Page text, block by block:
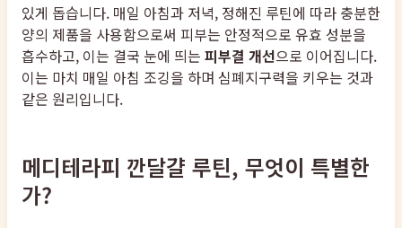
있게 돕습니다. 매일 아침과 저녁, 정해진 루틴에 따라 충분한
양의 제품을 사용함으로써 피부는 안정적으로 유효 성분을
흡수하고, 이는 결국 눈에 띄는 피부결 개선으로 이어집니다.
이는 마치 매일 아침 조깅을 하며 심폐지구력을 키우는 것과
같은 원리입니다.
메디테라피 깐달걀 루틴, 무엇이 특별한
가?